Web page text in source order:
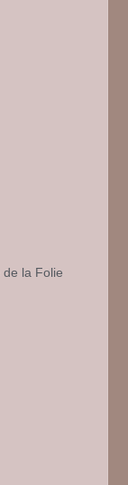
la Folie